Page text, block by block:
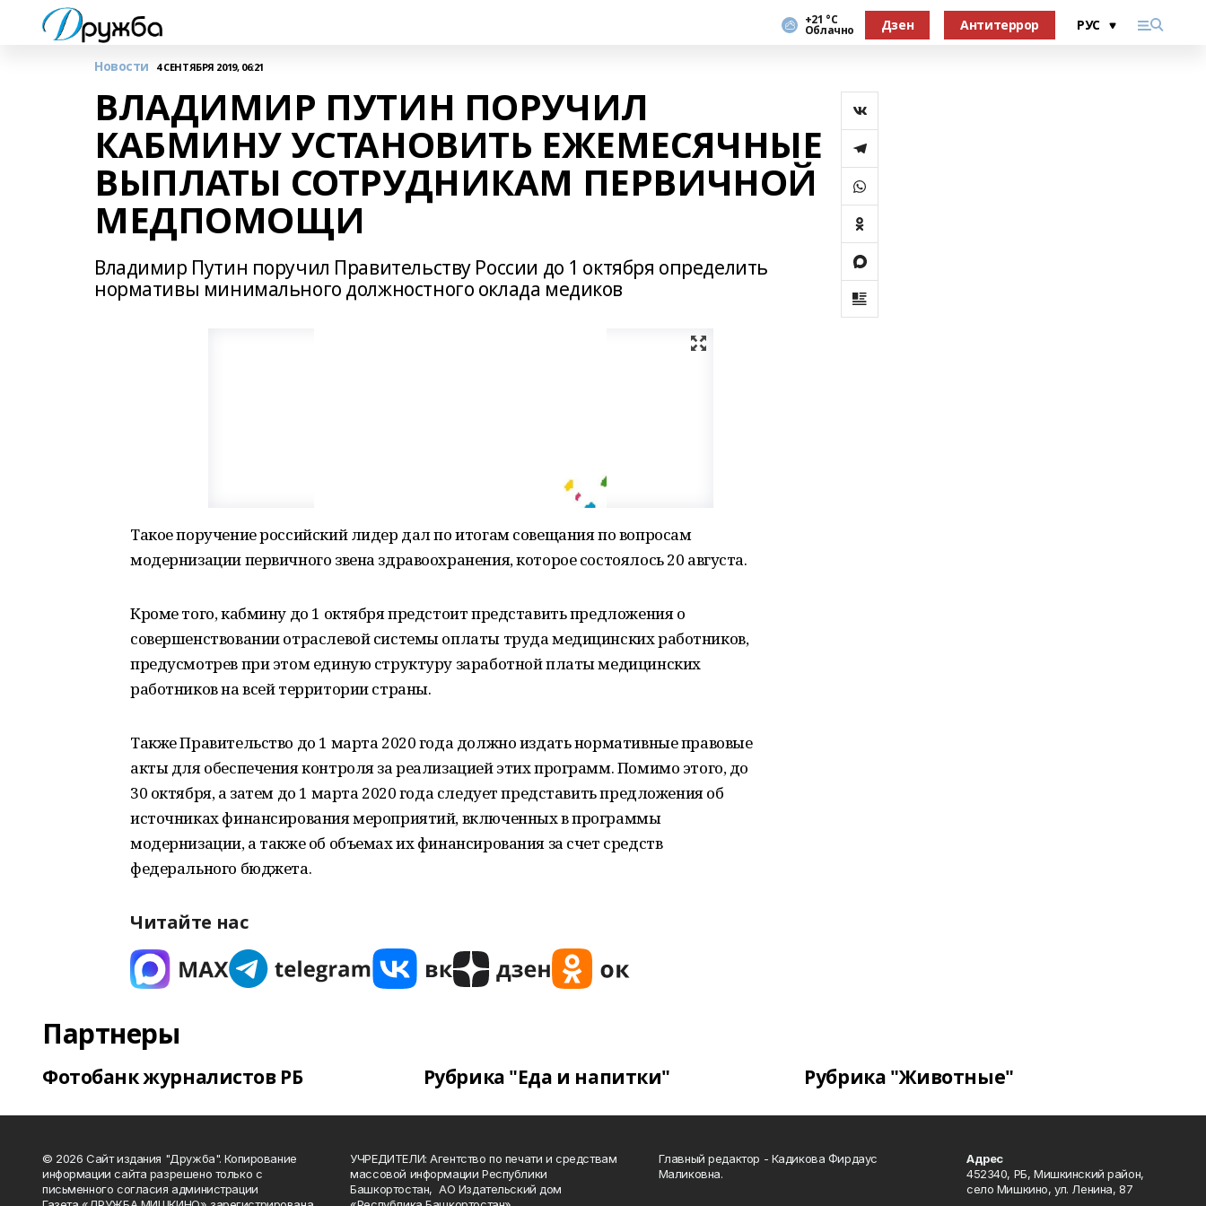
+21 °С
Облачно Дзен Антитеррор
Новости 4 СЕНТЯБРЯ 2019, 06:21
ВЛАДИМИР ПУТИН ПОРУЧИЛ
КАБМИНУ УСТАНОВИТЬ ЕЖЕМЕСЯЧНЫЕ
ВЫПЛАТЫ СОТРУДНИКАМ ПЕРВИЧНОЙ
МЕДПОМОЩИ
Владимир Путин поручил Правительству России до 1 октября определить
нормативы минимального должностного оклада медиков
Такое поручение российский лидер дал по итогам совещания по вопросам
модернизации первичного звена здравоохранения, которое состоялось 20 августа.
Кроме того, кабмину до 1 октября предстоит представить предложения о
совершенствовании отраслевой системы оплаты труда медицинских работников,
предусмотрев при этом единую структуру заработной платы медицинских
работников на всей территории страны.
Также Правительство до 1 марта 2020 года должно издать нормативные правовые
акты для обеспечения контроля за реализацией этих программ. Помимо этого, до
30 октября, а затем до 1 марта 2020 года следует представить предложения об
источниках финансирования мероприятий, включенных в программы
модернизации, а также об объемах их финансирования за счет средств
федерального бюджета.
Читайте нас
Партнеры
Фотобанк журналистов РБ Рубрика "Еда и напитки" Рубрика "Животные"
© 2026 Сайт издания "Дружба". Копирование
информации сайта разрешено только с
письменного согласия администрации
УЧРЕДИТЕЛИ: Агентство по печати и средствам
массовой информации Республики
Башкортостан, АО Издательский дом
Главный редактор - Кадикова Фирдаус
Маликовна.
Адрес
452340, РБ, Мишкинский район,
село Мишкино, ул. Ленина, 87